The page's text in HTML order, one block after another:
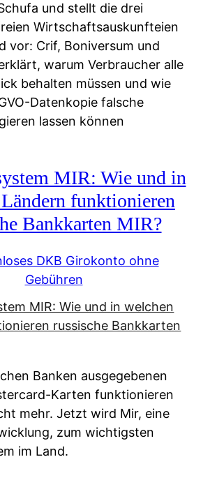
und stellt die drei
Wirtschaftsauskunfteien
vor: Crif, Boniversum und
warum Verbraucher alle
behalten müssen und wie
Datenkopie falsche
lassen können
MIR: Wie und in
funktionieren
Bankkarten MIR?
DKB Girokonto ohne
Gebühren
Banken ausgegebenen
Karten funktionieren
mehr. Jetzt wird Mir, eine
zum wichtigsten
im Land.